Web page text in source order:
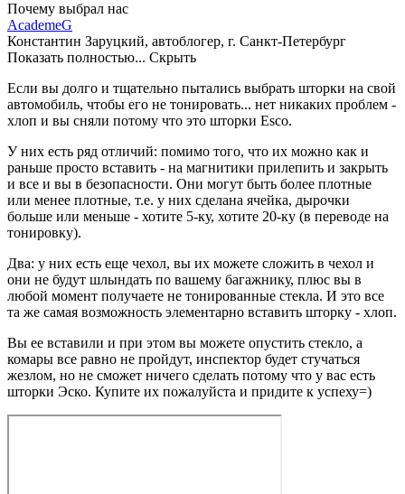
Почему выбрал нас
AcademeG
Константин Заруцкий, автоблогер, г. Санкт-Петербург
Показать полностью... Скрыть
Если вы долго и тщательно пытались выбрать шторки на свой
автомобиль, чтобы его не тонировать... нет никаких проблем -
хлоп и вы сняли потому что это шторки Esco.
У них есть ряд отличий: помимо того, что их можно как и
раньше просто вставить - на магнитики прилепить и закрыть
и все и вы в безопасности. Они могут быть более плотные
или менее плотные, т.е. у них сделана ячейка, дырочки
больше или меньше - хотите 5-ку, хотите 20-ку (в переводе на
тонировку).
Два: у них есть еще чехол, вы их можете сложить в чехол и
они не будут шлындать по вашему багажнику, плюс вы в
любой момент получаете не тонированные стекла. И это все
та же самая возможность элементарно вставить шторку - хлоп.
Вы ее вставили и при этом вы можете опустить стекло, а
комары все равно не пройдут, инспектор будет стучаться
жезлом, но не сможет ничего сделать потому что у вас есть
шторки Эско. Купите их пожалуйста и придите к успеху=)